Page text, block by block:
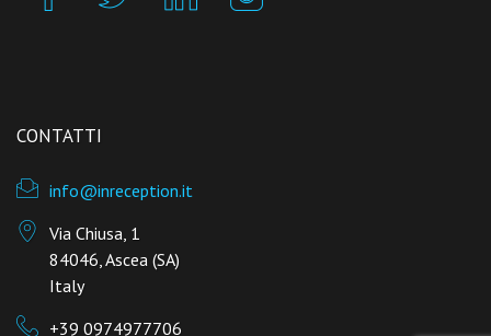
CONTATTI
info@inreception.it
Via Chiusa, 1
84046, Ascea (SA)
Italy
+39 0974977706